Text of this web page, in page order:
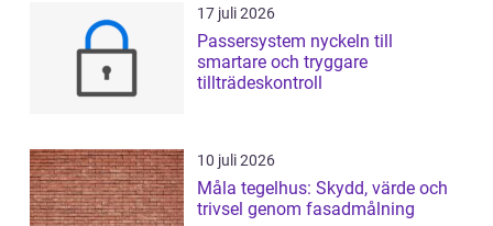
17 juli 2026
Passersystem nyckeln till
smartare och tryggare
tillträdeskontroll
10 juli 2026
Måla tegelhus: Skydd, värde och
trivsel genom fasadmålning